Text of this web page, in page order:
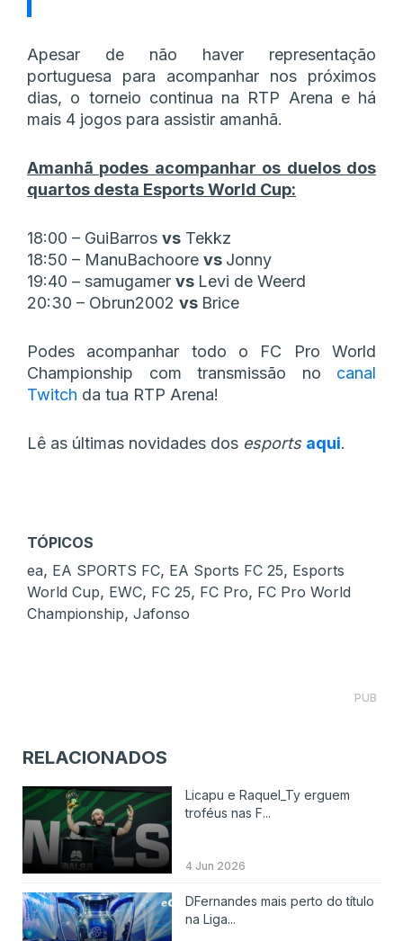
Apesar de não haver representação
portuguesa para acompanhar nos próximos
dias, o torneio continua na RTP Arena e há
mais 4 jogos para assistir amanhã.
Amanhã podes acompanhar os duelos dos
quartos desta Esports World Cup:
18:00 – GuiBarros vs Tekkz
18:50 – ManuBachoore vs Jonny
19:40 – samugamer vs Levi de Weerd
20:30 – Obrun2002 vs Brice
Podes acompanhar todo o FC Pro World
Championship com transmissão no canal
Twitch da tua RTP Arena!
Lê as últimas novidades dos esports aqui.
TÓPICOS
ea, EA SPORTS FC, EA Sports FC 25, Esports
World Cup, EWC, FC 25, FC Pro, FC Pro World
Championship, Jafonso
PUB
RELACIONADOS
Licapu e Raquel_Ty erguem
troféus nas F...
4 Jun 2026
DFernandes mais perto do título
na Liga...